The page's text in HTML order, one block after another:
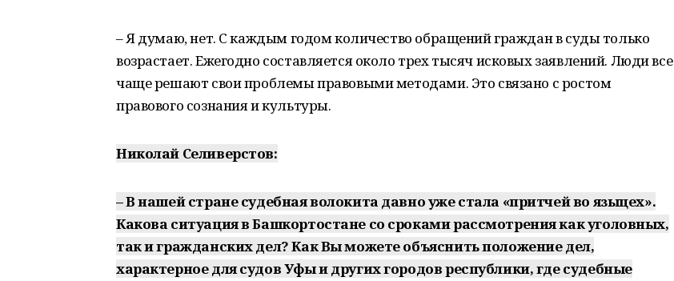
– Я думаю, нет. С каждым годом количество обращений граждан в суды только
возрастает. Ежегодно составляется около трех тысяч исковых заявлений. Люди все
чаще решают свои проблемы правовыми методами. Это связано с ростом
правового сознания и культуры.
Николай Селиверстов:
– В нашей стране судебная волокита давно уже стала «притчей во языцех».
Какова ситуация в Башкортостане со сроками рассмотрения как уголовных,
так и гражданских дел? Как Вы можете объяснить положение дел,
характерное для судов Уфы и других городов республики, где судебные